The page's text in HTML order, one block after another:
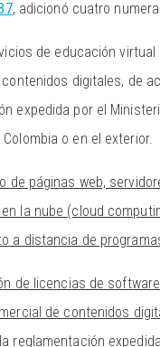
, adicionó cuatro
de educación virtual
digitales, de
expedida por el
o en el exterior.
de páginas web,
la nube (cloud
a distancia de
de licencias de
de contenidos
reglamentación